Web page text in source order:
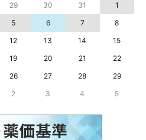
29 30 31
1
5 6 7
8
12 13 14
15
19 20 21
22
26 27 28
29
2 3 4 5